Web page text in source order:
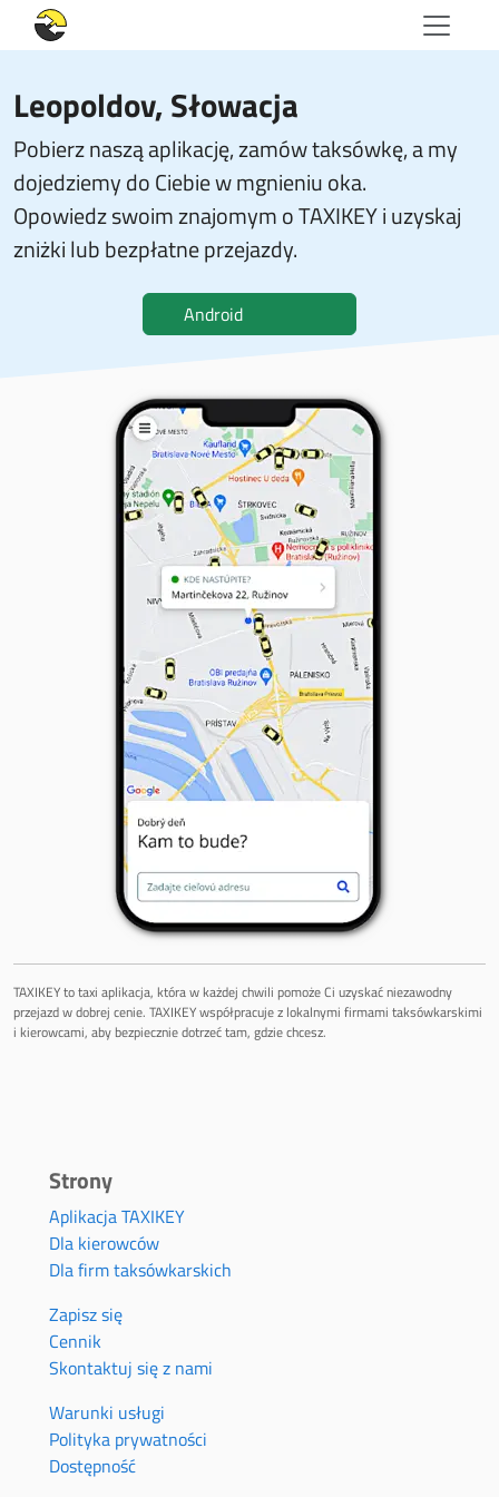
Leopoldov, Słowacja
Pobierz naszą aplikację, zamów taksówkę, a my
dojedziemy do Ciebie w mgnieniu oka.
Opowiedz swoim znajomym o TAXIKEY i uzyskaj
zniżki lub bezpłatne przejazdy.
Android
TAXIKEY to taxi aplikacja, która w każdej chwili pomoże Ci uzyskać niezawodny
przejazd w dobrej cenie. TAXIKEY współpracuje z lokalnymi firmami taksówkarskimi
i kierowcami, aby bezpiecznie dotrzeć tam, gdzie chcesz.
Strony
Aplikacja TAXIKEY
Dla kierowców
Dla firm taksówkarskich
Zapisz się
Cennik
Skontaktuj się z nami
Warunki usługi
Polityka prywatności
Dostępność